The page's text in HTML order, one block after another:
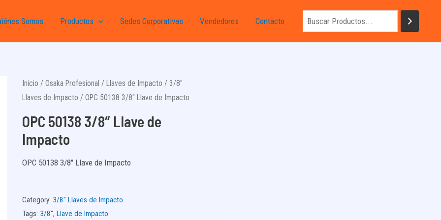
Somos Productos Sedes Corporativas Vendedores Contacto
Inicio / Osaka Profesional / Llaves de Impacto / 3/8"
Llaves de Impacto / OPC 50138 3/8″ Llave de Impacto
OPC 50138 3/8″ Llave de
Impacto
OPC 50138 3/8″ Llave de Impacto
Category: 3/8" Llaves de Impacto
Tags: 3/8", Llave de Impacto